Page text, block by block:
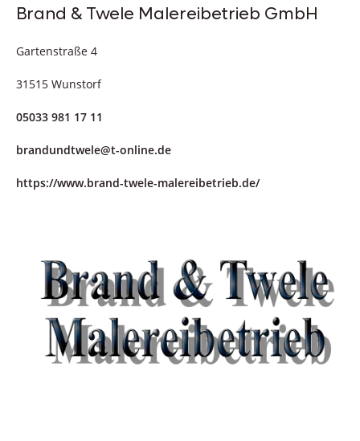
Brand & Twele Malereibetrieb GmbH
Gartenstraße 4
31515 Wunstorf
05033 981 17 11
brandundtwele@t-online.de
https://www.brand-twele-malereibetrieb.de/